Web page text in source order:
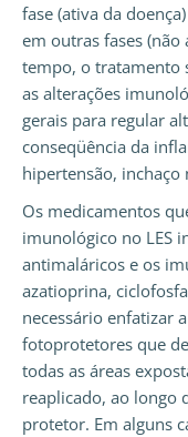
fase (ativa da
em outras fases
tempo, o tratamento
as alterações
gerais para regular
conseqüência da
hipertensão, inchaço
Os medicamentos
imunológico no LES
antimaláricos e os
azatioprina,
necessário enfatizar
fotoprotetores que
todas as áreas
reaplicado, ao longo
protetor. Em alguns